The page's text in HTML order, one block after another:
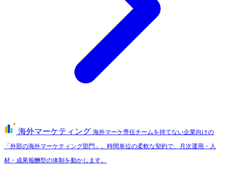
海外マーケティング 海外マーケ専任チームを持てない企業向けの
「外部の海外マーケティング部門」。時間単位の柔軟な契約で、月次運用・人
材・成果報酬型の体制を動かします。